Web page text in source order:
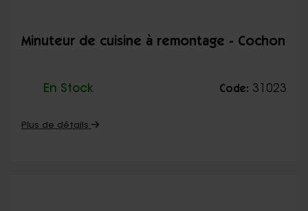
Minuteur de cuisine à remontage - Cochon
En Stock Code: 31023
Plus de détails